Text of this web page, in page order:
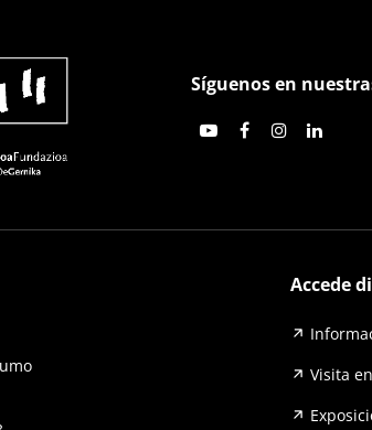
Síguenos en
Accede
Visita